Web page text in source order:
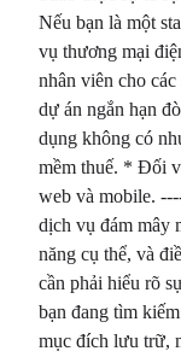
Nếu bạn là một
vụ thương mại
nhân viên cho
dự án ngắn hạn
dụng không có
mềm thuế. * Đối
web và mobile.
dịch vụ đám mây
năng cụ thể, và
cần phải hiểu rõ
bạn đang tìm
mục đích lưu trữ,